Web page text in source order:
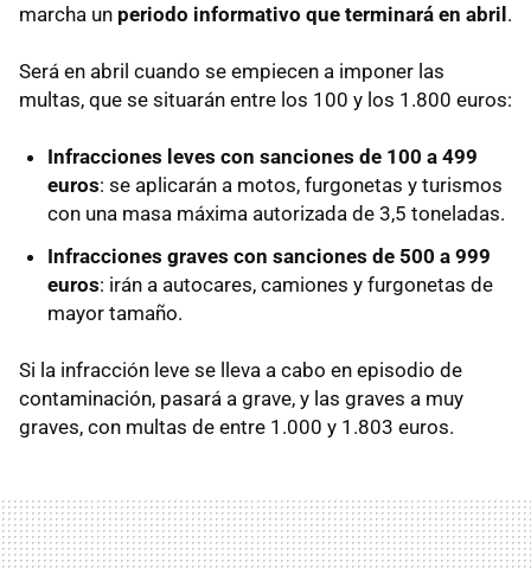
marcha un periodo informativo que terminará en abril.
Será en abril cuando se empiecen a imponer las
multas, que se situarán entre los 100 y los 1.800 euros:
Infracciones leves con sanciones de 100 a 499
euros: se aplicarán a motos, furgonetas y turismos
con una masa máxima autorizada de 3,5 toneladas.
Infracciones graves con sanciones de 500 a 999
euros: irán a autocares, camiones y furgonetas de
mayor tamaño.
Si la infracción leve se lleva a cabo en episodio de
contaminación, pasará a grave, y las graves a muy
graves, con multas de entre 1.000 y 1.803 euros.